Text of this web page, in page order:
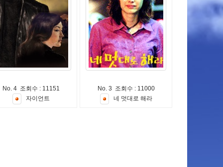
No. 4 조회수 : 11151
자이 언 트
No. 3 조회수 : 11000
네 멋대 로 해 라